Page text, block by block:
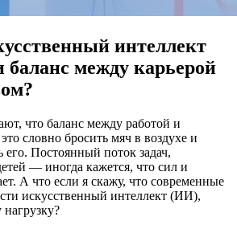
интеллект
баланс между карьерой
что баланс между работой и
словно бросить мяч в воздухе и
его. Постоянный поток задач,
— иногда кажется, что сил и
А что если я скажу, что современные
искусственный интеллект (ИИ),
нагрузку?